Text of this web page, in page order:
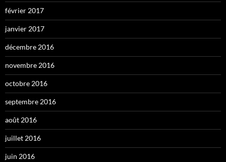
février 2017
janvier 2017
décembre 2016
novembre 2016
octobre 2016
septembre 2016
août 2016
juillet 2016
juin 2016